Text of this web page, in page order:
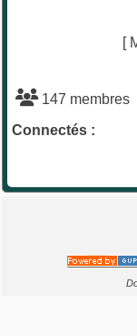
[
147 membres
Connectés :